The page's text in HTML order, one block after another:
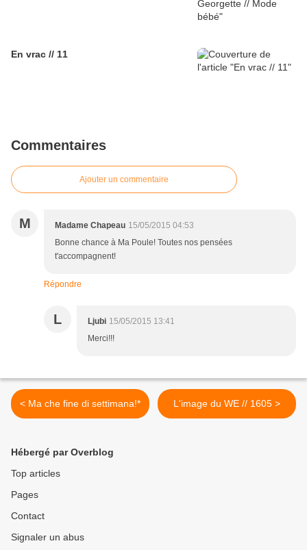
En vrac // 11
Commentaires
Ajouter un commentaire
M Madame Chapeau 15/05/2015 04:53
Bonne chance à Ma Poule! Toutes nos pensées
t'accompagnent!
Répondre
L Ljubi 15/05/2015 13:41
Merci!!!
< Ma che fine di settimana!* L'image du WE // 1605 >
Hébergé par Overblog
Top articles
Pages
Contact
Signaler un abus